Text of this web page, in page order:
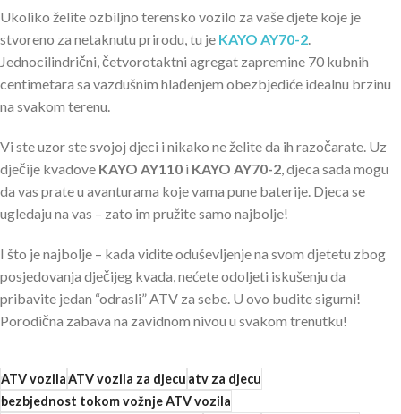
Ukoliko želite ozbiljno terensko vozilo za vaše djete koje je
stvoreno za netaknutu prirodu, tu je KAYO AY70-2.
Jednocilindrični, četvorotaktni agregat zapremine 70 kubnih
centimetara sa vazdušnim hlađenjem obezbjediće idealnu brzinu
na svakom terenu.
Vi ste uzor ste svojoj djeci i nikako ne želite da ih razočarate. Uz
dječije kvadove KAYO AY110 i KAYO AY70-2, djeca sada mogu
da vas prate u avanturama koje vama pune baterije. Djeca se
ugledaju na vas – zato im pružite samo najbolje!
I što je najbolje – kada vidite oduševljenje na svom djetetu zbog
posjedovanja dječijeg kvada, nećete odoljeti iskušenju da
pribavite jedan “odrasli” ATV za sebe. U ovo budite sigurni!
Porodična zabava na zavidnom nivou u svakom trenutku!
ATV vozilaATV vozila za djecuatv za djecu
bezbjednost tokom vožnje ATV vozila